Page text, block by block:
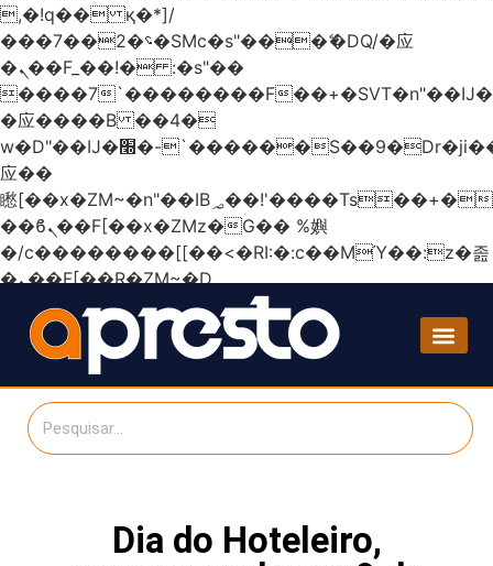
,�!q�� қ�*]/
���؝�2��7�SMc�s"���ޭ�DQ/�应
�ܢ��F_��!� :�s"��
����7`��������F
�应����B ��4�
w�D"��IJ�׭�-`������S��9�Dr�ji��EJ߅��gJ�
应��
矁[��x�ZM~�n"��IB؃��!'����Тѕ��+��(m��IK�ʭ�/|
��ϐܢ��F[��x�ZMz�G�� %嬩
�/c��������[[��<�RI:�:c��MΎ��:z�졾
�ܢ��F[��R�ZM~�D
Dia do Hoteleiro,